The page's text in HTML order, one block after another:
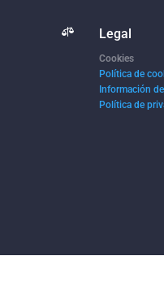
 Legal
Cookies
Política de
Información
Política de